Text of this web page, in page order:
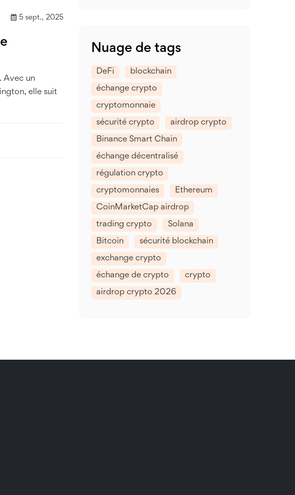
5 sept., 2025
Avec un
elle suit
Nuage de tags
DeFi blockchain
échange crypto
cryptomonnaie
sécurité crypto airdrop crypto
Binance Smart Chain
échange décentralisé
régulation crypto
cryptomonnaies Ethereum
CoinMarketCap airdrop
trading crypto Solana
Bitcoin sécurité blockchain
exchange crypto
échange de crypto crypto
airdrop crypto 2026